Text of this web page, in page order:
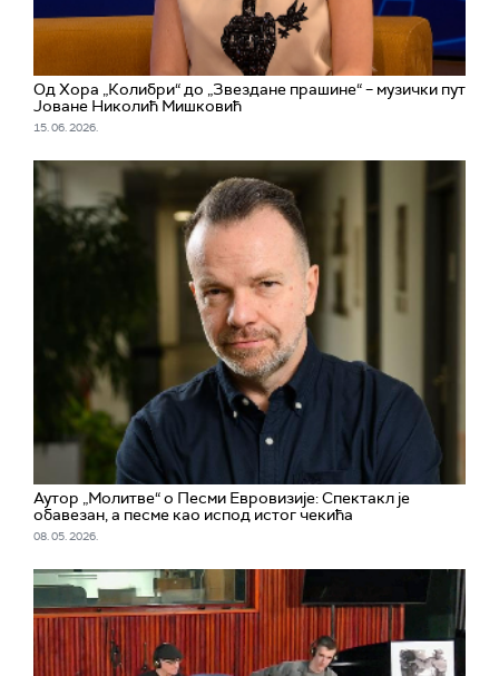
Од Хора „Колибри“ до „Звездане прашине“ – музички пут
Јоване Николић Мишковић
15. 06. 2026.
Аутор „Молитве“ о Песми Евровизије: Спектакл је
обавезан, а песме као испод истог чекића
08. 05. 2026.